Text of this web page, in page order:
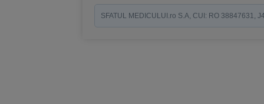
SFATUL MEDICULUI.ro S.A, CUI: RO 38847631,